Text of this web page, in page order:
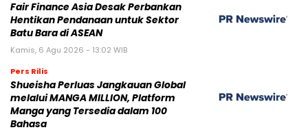
Fair Finance Asia Desak Perbankan
Hentikan Pendanaan untuk Sektor
Batu Bara di ASEAN
Kamis, 6 Agu 2026 - 13:02 WIB
Pers Rilis
Shueisha Perluas Jangkauan Global
melalui MANGA MILLION, Platform
Manga yang Tersedia dalam 100
Bahasa